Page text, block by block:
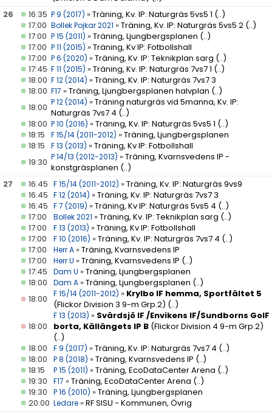
26
16:35 P 9 (2017) »Träning, Kv. IP: Naturgräs 5vs5 1 (..)
17:00 Bollek Pojkar 2021 »Träning, Kv. IP: Naturgräs 5vs5 2 (..)
17:00 P 15 (2011) »Träning, Ljungbergsplanen (..)
17:00 P 11 (2015) »Träning, Kv IP: Fotbollshall
17:00 P 6 (2020) »Träning, Kv. IP: Teknikplan sarg (..)
17:45 F 11 (2015) »Träning, Kv. IP: Naturgräs 7vs7 1 (..)
18:00 F 12 (2014) »Träning, Kv. IP: Naturgräs 7vs7 3
18:00 F17 »Träning, Ljungbergsplanen halvplan (..)
18:00 P 12 (2014) »Träning naturgräs vid 5manna, Kv. IP:
Naturgräs 7vs7 4 (..)
18:00 P 10 (2016) »Träning, Kv. IP: Naturgräs 5vs5 1 (..)
18:15
F 15/14 (2011-2012) »Träning, Ljungbergsplanen
18:15
F 13 (2013) »Träning, Kv IP: Fotbollshall
19:30 P 14/13 (2012-2013) »Träning, Kvarnsvedens IP -
konstgräsplanen (..)
27
16:45 F 15/14 (2011-2012) »Träning, Kv. IP: Naturgräs 9vs9
16:45 F 12 (2014) »Träning, Kv. IP: Naturgräs 7vs7 3
16:45 F 7 (2019) »Träning, Kv IP: Naturgräs 5vs5 4 (..)
17:00
Bollek 2021 »Träning, Kv. IP: Teknikplan sarg (..)
17:00
F 13 (2013) »Träning, Kv IP: Fotbollshall
17:00
F 10 (2016) »Träning, Kv. IP: Naturgräs 7vs7 4 (..)
17:00
Herr A »Träning, Kvarnsvedens IP
17:00
Herr U »Träning, Kvarnsvedens IP (..)
17:45
Dam U »Träning, Ljungbergsplanen
18:00
Dam A »Träning, Ljungbergsplanen (..)
18:00
F 15/14 (2011-2012) » Krylbo IF hemma, Sportfältet 5
(Flickor Division 3 9-m Grp.2) (..)
18:00
F 13 (2013) » Svärdsjö IF /Envikens IF/Sundborns GoIF
borta, Källängets IP B (Flickor Division 4 9-m Grp.2)
(..)
18:00
F 9 (2017) »Träning, Kv. IP: Naturgräs 7vs7 4 (..)
18:00
P 8 (2018) »Träning, Kvarnsvedens IP (..)
18:15
P 15 (2011) »Träning, EcoDataCenter Arena (..)
19:30
F17 »Träning, EcoDataCenter Arena (..)
19:30
P 16 (2010) »Träning, Ljungbergsplanen
20:00 Ledare »RF SISU - Kommunen, Övrig